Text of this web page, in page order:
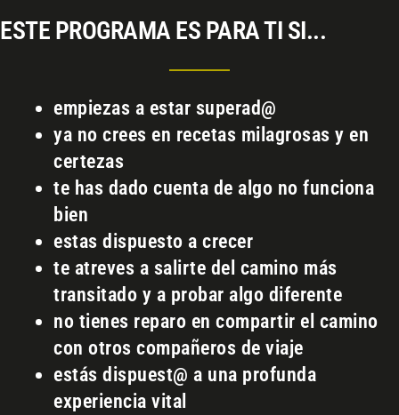
ESTE PROGRAMA ES PARA TI SI...
empiezas a estar superad@
ya no crees en recetas milagrosas y en
certezas
te has dado cuenta de algo no funciona
bien
estas dispuesto a crecer
te atreves a salirte del camino más
transitado y a probar algo diferente
no tienes reparo en compartir el camino
con otros compañeros de viaje
estás dispuest@ a una profunda
experiencia vital